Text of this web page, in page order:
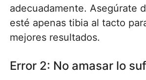
adecuadamente. Asegúrate
esté apenas tibia al tacto
mejores resultados.
Error 2: No amasar lo